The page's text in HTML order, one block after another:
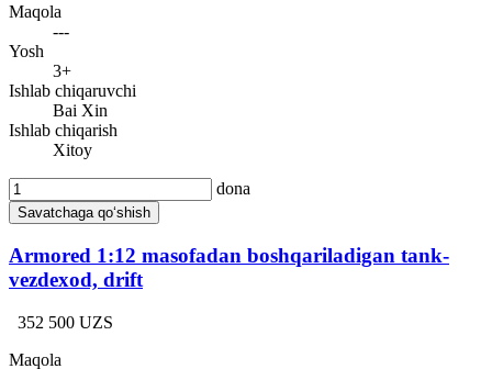
Maqola
---
Yosh
3+
Ishlab chiqaruvchi
Bai Xin
Ishlab chiqarish
Xitoy
dona
Savatchaga qo‘shish
Armored 1:12 masofadan boshqariladigan tank-
vezdexod, drift
352 500 UZS
Maqola